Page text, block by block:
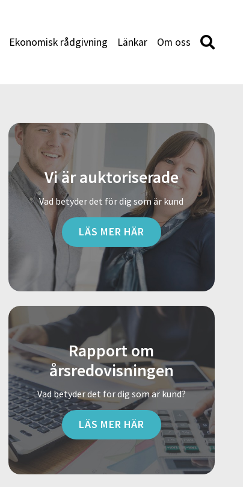
Ekonomisk rådgivning Länkar Om oss
Vi är auktoriserade
Vad betyder det för dig som är kund
LÄS MER HÄR
Rapport om
årsredovisningen
Vad betyder det för dig som är kund?
LÄS MER HÄR